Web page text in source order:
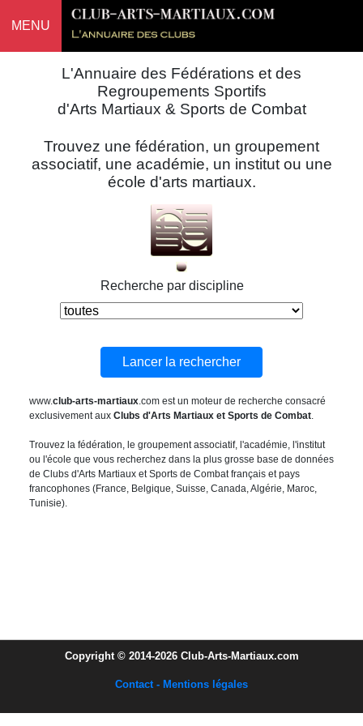
MENU
L'Annuaire des Fédérations et des
Regroupements Sportifs
d'Arts Martiaux & Sports de Combat
Trouvez une fédération, un groupement
associatif, une académie, un institut ou une
école d'arts martiaux.
Recherche par discipline
www.club-arts-martiaux.com est un moteur de recherche consacré
exclusivement aux Clubs d'Arts Martiaux et Sports de Combat.
Trouvez la fédération, le groupement associatif, l'académie, l'institut
ou l'école que vous recherchez dans la plus grosse base de données
de Clubs d'Arts Martiaux et Sports de Combat français et pays
francophones (France, Belgique, Suisse, Canada, Algérie, Maroc,
Tunisie).
Copyright © 2014-2026 Club-Arts-Martiaux.com
Contact - Mentions légales